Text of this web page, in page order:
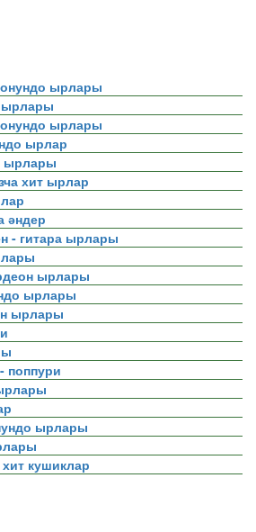
ырлары
ырлары
ырлары
ырлар
ырлары
хит ырлар
әндер
- гитара ырлары
ырлары
ырлары
ырлары
поппури
ырлары
кушиклар